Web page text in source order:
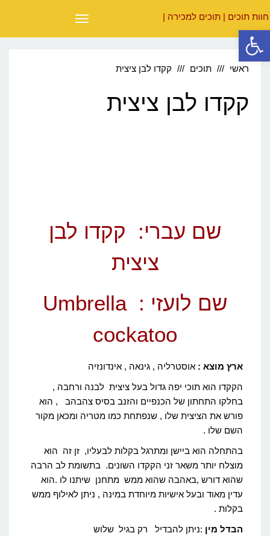
תפריט
ראשי תוכים קקדו לבן ציצית
קקדו לבן ציצית
שם עברי: קקדו לבן
ציצית
שם לועזי : Umbrella
cockatoo
ארץ מוצא : אוסטרליה , גינאה , אינדונזיה
הקקדו הוא תוכי יפה גדול בעל ציצית לבנה ורחבה ,
בחלקו התחתון של הכנפיים והזנב בסיס צהבהב , הוא
פורש את הציצית שלו , שנפתחת כמו מטריה ומכאן מקור
השם שלו .
בהתחלה הוא ביישן ומתרגל בקלות לבעליו, זן זה הוא
מוצלח יותר משאר זני הקקדו השונים. בתשומת לב הרבה
שהוא דורש ,באהבה שהוא ממש מתחנן שיתנו לו .הוא
עדין מאוד ובעל אישיות מיוחדת במינה , ניתן לאילוף ממש
בקלות .
הבדל מין :ניתן להבדיל רק בגיל שלוש
פתח סרגל נגישות